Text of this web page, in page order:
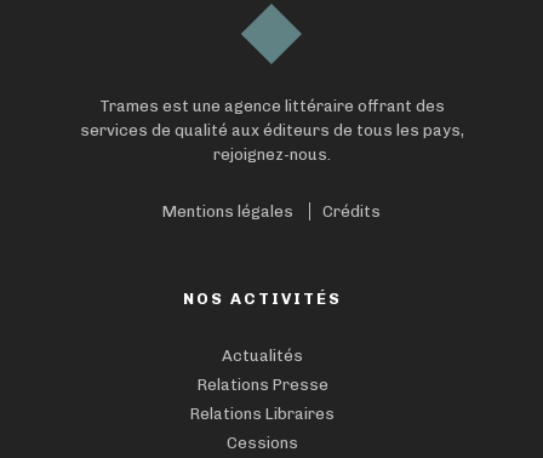
Trames est une agence littéraire offrant des
services de qualité aux éditeurs de tous les pays,
rejoignez-nous.
Mentions légales Crédits
NOS ACTIVITÉS
Actualités
Relations Presse
Relations Libraires
Cessions